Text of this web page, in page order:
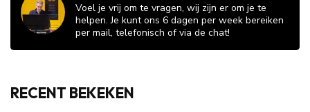
Voel je vrij om te vragen, wij zijn er om je te
helpen. Je kunt ons 6 dagen per week bereiken
per mail, telefonisch of via de chat!
RECENT BEKEKEN